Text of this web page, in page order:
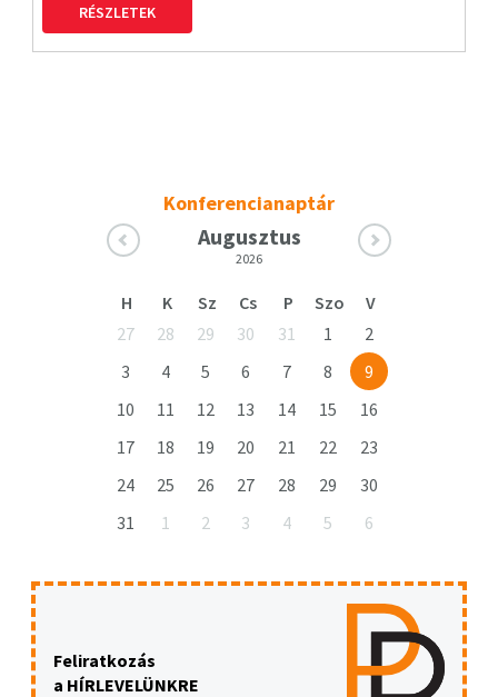
RÉSZLETEK
Konferencianaptár
Augusztus
2026
H K Sz Cs P Szo
V
27
28 29 30 31 1
2
3
4 5 6 7 8
9
10
11 12 13 14 15
16
17
18 19 20 21 22
23
24
25 26 27 28 29
30
31
1 2 3 4 5 6
Feliratkozás
a HÍRLEVELÜNKRE